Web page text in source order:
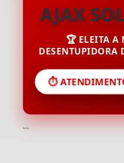
AJAX
🏆 ELEITA A
DESENTUPIDORA
⏱️
```